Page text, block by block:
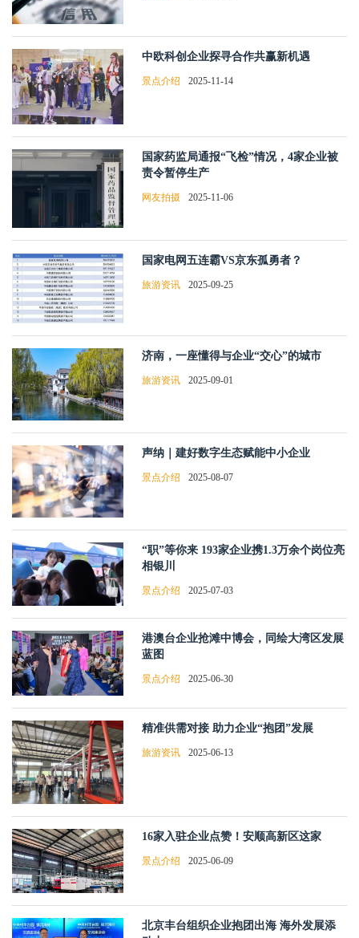
中欧科创企业探寻合作共赢新机遇
景点介绍 2025-11-14
国家药监局通报“飞检”情况，4家企业被
责令暂停生产
网友拍摄 2025-11-06
国家电网五连霸VS京东孤勇者？
旅游资讯 2025-09-25
济南，一座懂得与企业“交心”的城市
旅游资讯 2025-09-01
声纳｜建好数字生态赋能中小企业
景点介绍 2025-08-07
“职”等你来 193家企业携1.3万余个岗位亮
相银川
景点介绍 2025-07-03
港澳台企业抢滩中博会，同绘大湾区发展
蓝图
景点介绍 2025-06-30
精准供需对接 助力企业“抱团”发展
旅游资讯 2025-06-13
16家入驻企业点赞！安顺高新区这家
景点介绍 2025-06-09
北京丰台组织企业抱团出海 海外发展添